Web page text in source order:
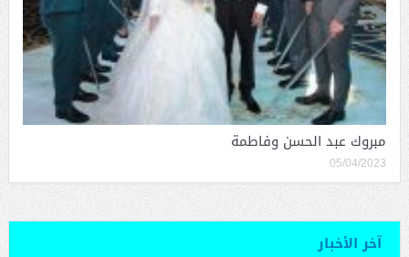
مبروك عبد الحسن وفاطمة
05/04/2023
آخر الأخبار